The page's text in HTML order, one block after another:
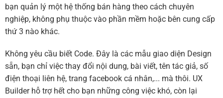
bạn quản lý một hệ thống bán hàng theo cách chuyên
nghiệp, không phụ thuộc vào phần mềm hoặc bên cung cấp
thứ 3 nào khác.
Không yêu cầu biết Code. Đây là các mẫu giao diện Design
sẵn, bạn chỉ việc thay đổi nội dung, bài viết, tên tác giả, số
điện thoại liên hệ, trang facebook cá nhân,... mà thôi. UX
Builder hỗ trợ hết cho bạn những công việc khó, còn lại